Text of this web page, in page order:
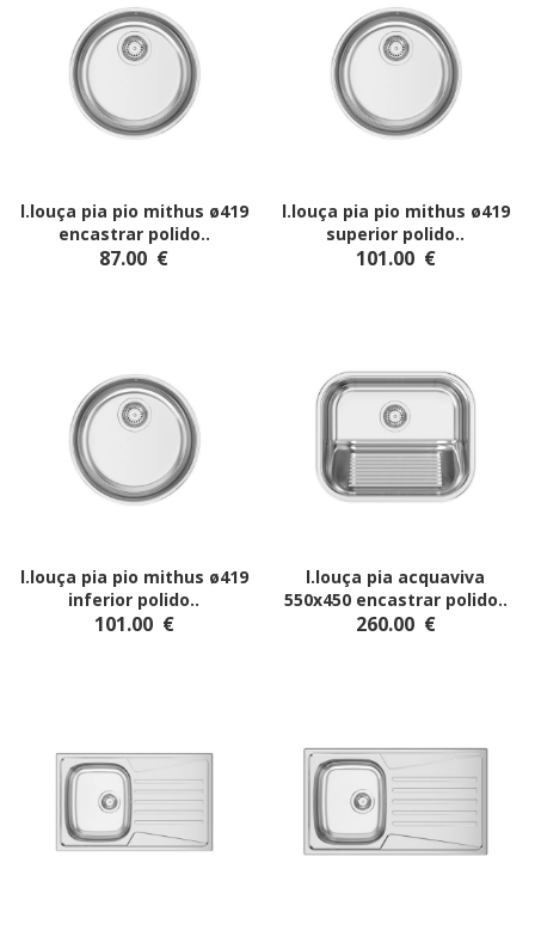
l.louça pia pio mithus ø419
encastrar polido..
87.00 €
l.louça pia pio mithus ø419
superior polido..
101.00 €
l.louça pia pio mithus ø419
inferior polido..
101.00 €
l.louça pia acquaviva
550x450 encastrar polido..
260.00 €